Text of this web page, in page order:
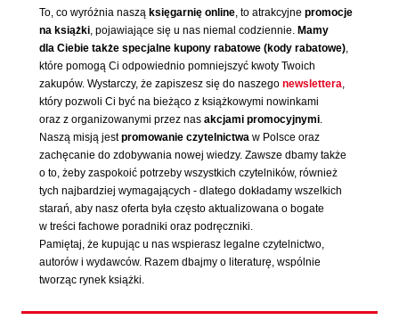
To, co wyróżnia naszą księgarnię online, to atrakcyjne promocje
na książki, pojawiające się u nas niemal codziennie. Mamy
dla Ciebie także specjalne kupony rabatowe (kody rabatowe),
które pomogą Ci odpowiednio pomniejszyć kwoty Twoich
zakupów. Wystarczy, że zapiszesz się do naszego newslettera,
który pozwoli Ci być na bieżąco z książkowymi nowinkami
oraz z organizowanymi przez nas akcjami promocyjnymi.
Naszą misją jestpromowanie czytelnictwa w Polsce oraz
zachęcanie do zdobywania nowej wiedzy. Zawsze dbamy także
o to, żeby zaspokoić potrzeby wszystkich czytelników, również
tych najbardziej wymagających - dlatego dokładamy wszelkich
starań, aby nasz oferta była często aktualizowana o bogate
w treści fachowe poradniki oraz podręczniki.
Pamiętaj, że kupując u nas wspierasz legalne czytelnictwo,
autorów i wydawców. Razem dbajmy o literaturę, wspólnie
tworząc rynek książki.